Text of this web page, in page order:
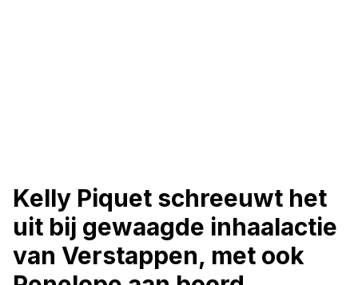
Kelly Piquet schreeuwt het
uit bij gewaagde inhaalactie
van Verstappen, met ook